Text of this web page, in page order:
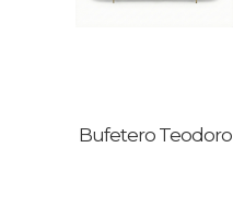
Bufetero Teodoro